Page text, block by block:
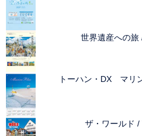
世界遺産への旅
トーハン・DX マリ
ザ・ワールド /